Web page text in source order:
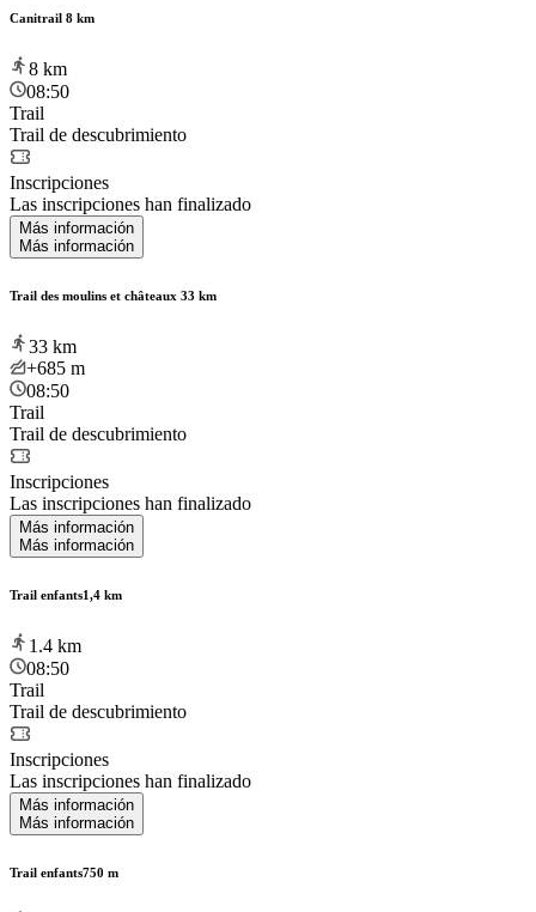
Canitrail 8 km
8 km
08:50
Trail
Trail de descubrimiento
Inscripciones
Las inscripciones han finalizado
Más información
Más información
Trail des moulins et châteaux 33 km
33 km
+685 m
08:50
Trail
Trail de descubrimiento
Inscripciones
Las inscripciones han finalizado
Más información
Más información
Trail enfants1,4 km
1.4 km
08:50
Trail
Trail de descubrimiento
Inscripciones
Las inscripciones han finalizado
Más información
Más información
Trail enfants750 m